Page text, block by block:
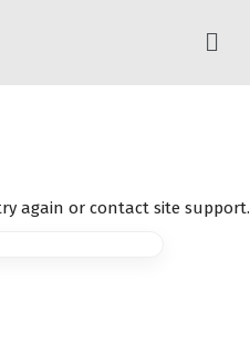
again or contact site support.